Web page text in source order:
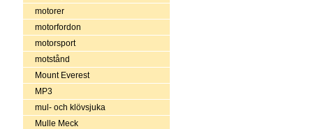
motorer
motorfordon
motorsport
motstånd
Mount Everest
MP3
mul- och klövsjuka
Mulle Meck